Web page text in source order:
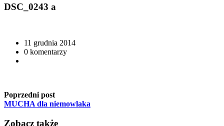
DSC_0243 a
11 grudnia 2014
0 komentarzy
Poprzedni post
MUCHA dla niemowlaka
Zobacz także